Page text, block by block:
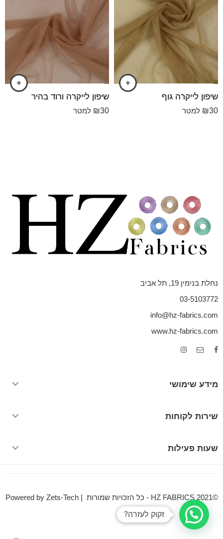
שיפון לייקרה גוף
₪30 למטר
שיפון לייקרה ורוד בהיר
₪30 למטר
נחלת בנימין 19, תל אביב
03-5103772
info@hz-fabrics.com
www.hz-fabrics.com
מידע שימושי
שירות לקוחות
שעות פעילות
©HZ FABRICS 2021 - כל הזכויות שמורות | Powered by Zets-Tech
זקוק לעזרה?